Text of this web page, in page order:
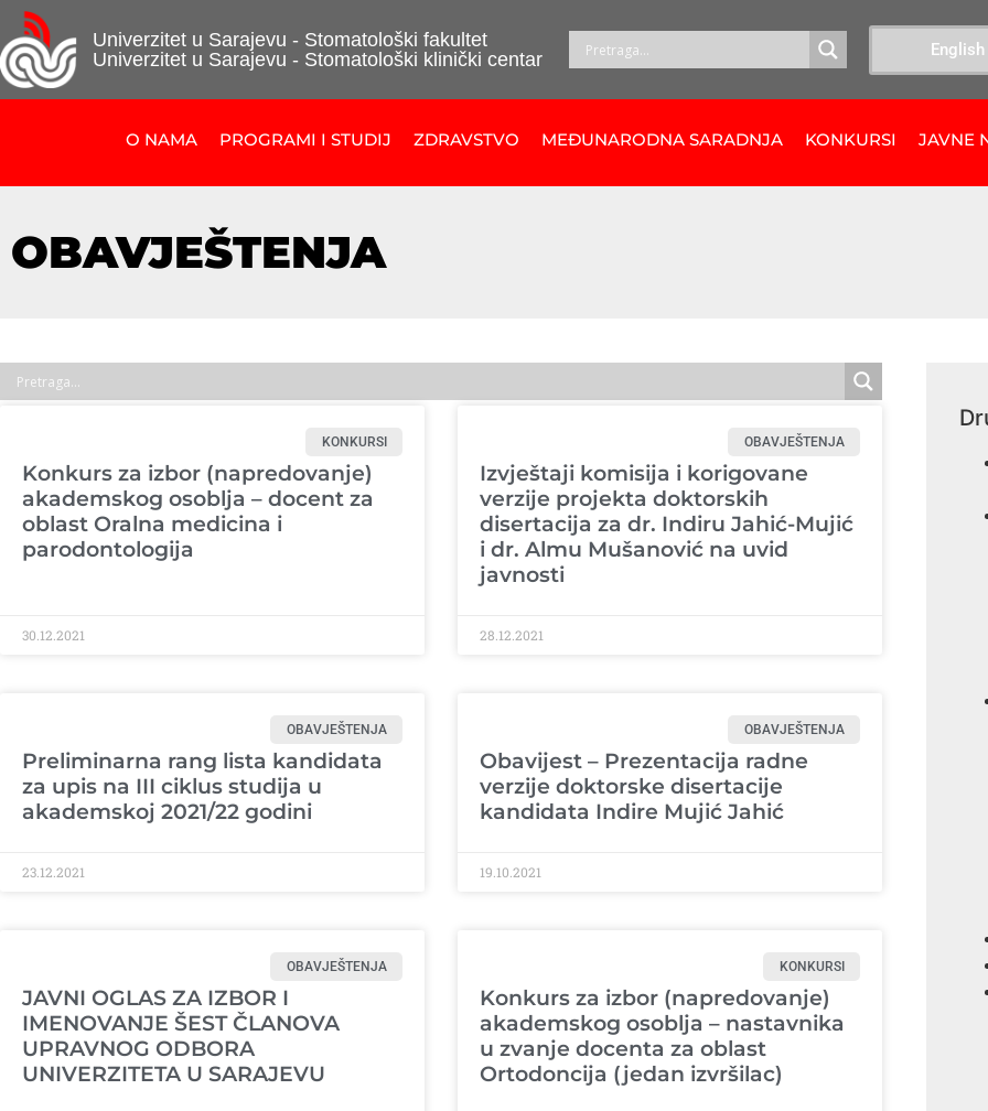
Univerzitet u Sarajevu - Stomatološki fakultet
Univerzitet u Sarajevu - Stomatološki klinički centar
English
O NAMA PROGRAMI I STUDIJ ZDRAVSTVO MEĐUNARODNA SARADNJA KONKURSI JAVNE
OBAVJEŠTENJA
KONKURSI
Konkurs za izbor (napredovanje)
akademskog osoblja – docent za
oblast Oralna medicina i
parodontologija
30.12.2021
OBAVJEŠTENJA
Izvještaji komisija i korigovane
verzije projekta doktorskih
disertacija za dr. Indiru Jahić-Mujić
i dr. Almu Mušanović na uvid
javnosti
28.12.2021
OBAVJEŠTENJA
Preliminarna rang lista kandidata
za upis na III ciklus studija u
akademskoj 2021/22 godini
23.12.2021
OBAVJEŠTENJA
Obavijest – Prezentacija radne
verzije doktorske disertacije
kandidata Indire Mujić Jahić
19.10.2021
OBAVJEŠTENJA
JAVNI OGLAS ZA IZBOR I
IMENOVANJE ŠEST ČLANOVA
UPRAVNOG ODBORA
UNIVERZITETA U SARAJEVU
KONKURSI
Konkurs za izbor (napredovanje)
akademskog osoblja – nastavnika
u zvanje docenta za oblast
Ortodoncija (jedan izvršilac)